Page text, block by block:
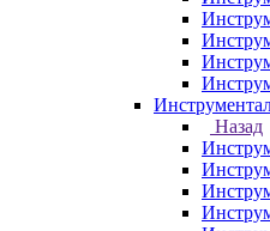
Назад